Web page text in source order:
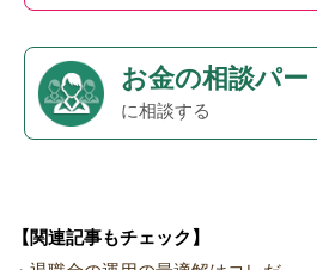
お金の相談パー
に相談する
【関連記事もチェック】